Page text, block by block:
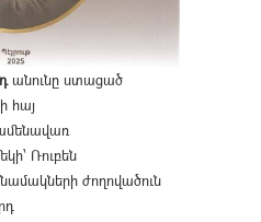
անունը ստացած
հայ
Ռուբեն
ժողովածուն